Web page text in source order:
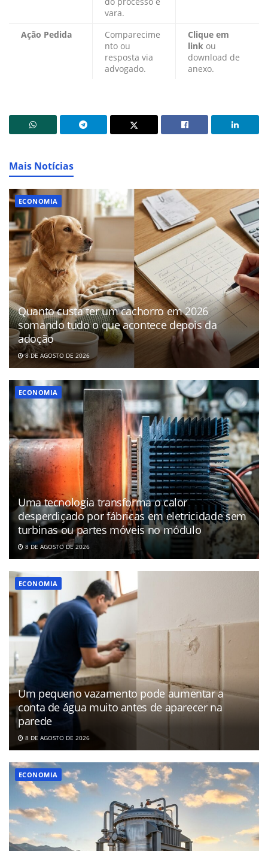
vara.
Ação Pedida
Comparecime
nto ou
resposta via
advogado.
Clique em
link ou
download de
anexo.
Mais Notícias
ECONOMIA
Quanto custa ter um cachorro em 2026
somando tudo o que acontece depois da
adoção
8 DE AGOSTO DE 2026
ECONOMIA
Uma tecnologia transforma o calor
desperdiçado por fábricas em eletricidade sem
turbinas ou partes móveis no módulo
8 DE AGOSTO DE 2026
ECONOMIA
Um pequeno vazamento pode aumentar a
conta de água muito antes de aparecer na
parede
8 DE AGOSTO DE 2026
ECONOMIA